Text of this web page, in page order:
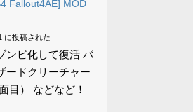
Fallout4AE] MOD
に投稿された
ンビ化して復活 バ
ードクリーチャー
目） などなど！